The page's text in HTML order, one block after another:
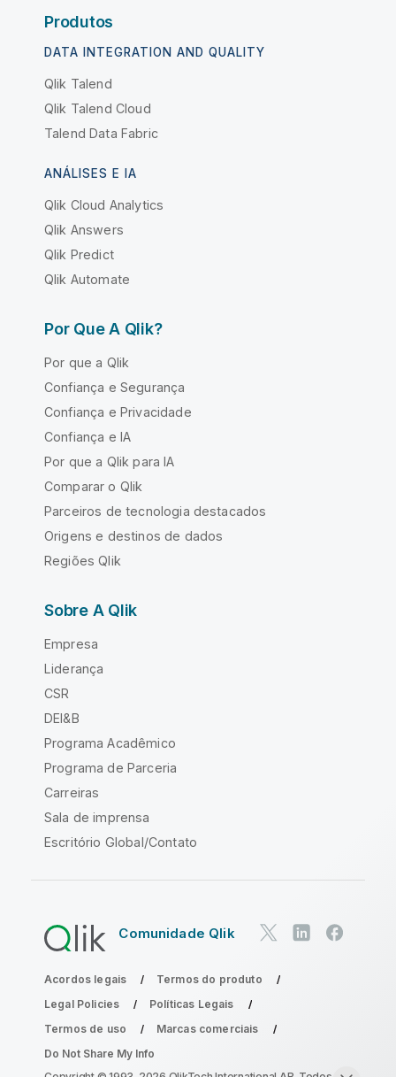
Produtos
DATA INTEGRATION AND QUALITY
Qlik Talend
Qlik Talend Cloud
Talend Data Fabric
ANÁLISES E IA
Qlik Cloud Analytics
Qlik Answers
Qlik Predict
Qlik Automate
Por Que A Qlik?
Por que a Qlik
Confiança e Segurança
Confiança e Privacidade
Confiança e IA
Por que a Qlik para IA
Comparar o Qlik
Parceiros de tecnologia destacados
Origens e destinos de dados
Regiões Qlik
Sobre A Qlik
Empresa
Liderança
CSR
DEI&B
Programa Acadêmico
Programa de Parceria
Carreiras
Sala de imprensa
Escritório Global/Contato
Comunidade Qlik
Acordos legais
Termos do produto
Legal Policies
Políticas Legais
Termos de uso
Marcas comerciais
Do Not Share My Info